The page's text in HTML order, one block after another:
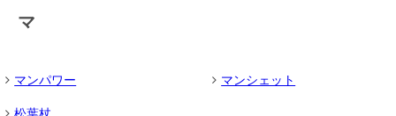
マ
マンパワー
松葉杖
マンシェット